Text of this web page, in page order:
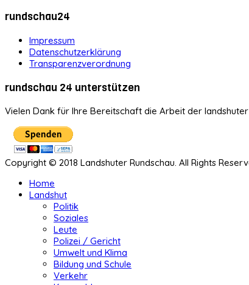
rundschau24
Impressum
Datenschutzerklärung
Transparenzverordnung
rundschau 24 unterstützen
Vielen Dank für Ihre Bereitschaft die Arbeit der
Copyright © 2018 Landshuter Rundschau. All Rights
Home
Landshut
Politik
Soziales
Leute
Polizei / Gericht
Umwelt und Klima
Bildung und Schule
Verkehr